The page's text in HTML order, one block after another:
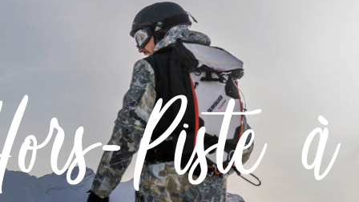
d'Ariane
Piste